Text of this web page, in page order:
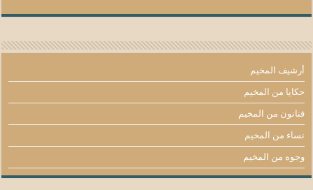
أرشيف المخيم
حكايا من المخيم
فنانون من المخيم
نساء من المخيم
وجوه من المخيم